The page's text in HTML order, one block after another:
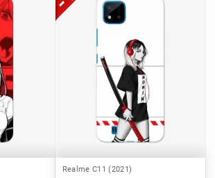
Realme C11 (2021)